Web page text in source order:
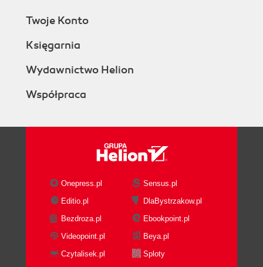
Twoje Konto
Księgarnia
Wydawnictwo Helion
Współpraca
Onepress.pl
Sensus.pl
Editio.pl
DlaBystrzakow.pl
Bezdroza.pl
Ebookpoint.pl
Videopoint.pl
Beya.pl
Czytalisek.pl
Sploty